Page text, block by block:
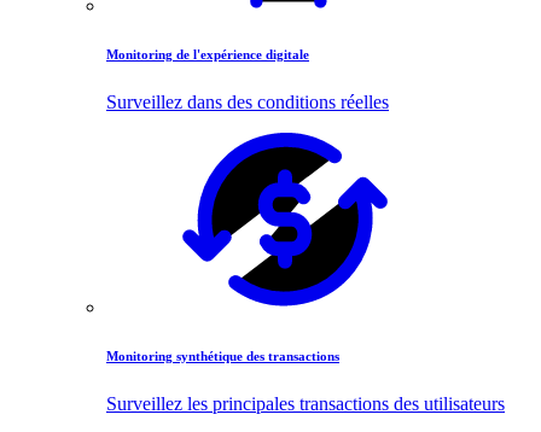
Monitoring de l'expérience digitale
Surveillez dans des conditions réelles
Monitoring synthétique des transactions
Surveillez les principales transactions des utilisateurs